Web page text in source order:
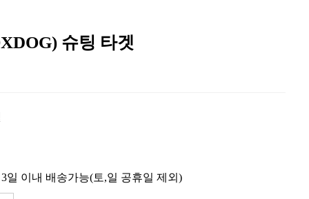
슈팅 타겟
일 이내 배송가능(토,일 공휴일 제외)